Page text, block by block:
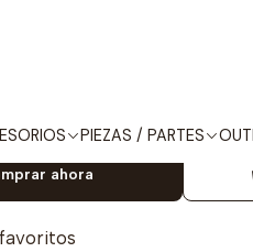
PIEZAS / PARTES
Magnum
ahora